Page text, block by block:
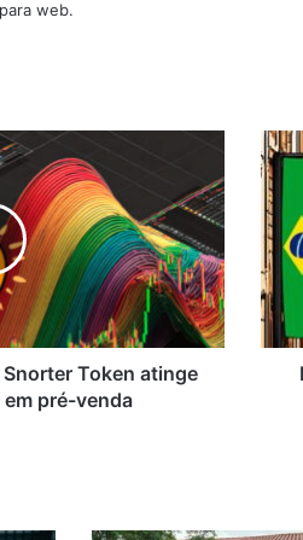
web.
Token atinge
pré-venda
inclui
HYPE,
ADA
e
SUI
e
totaliza
15